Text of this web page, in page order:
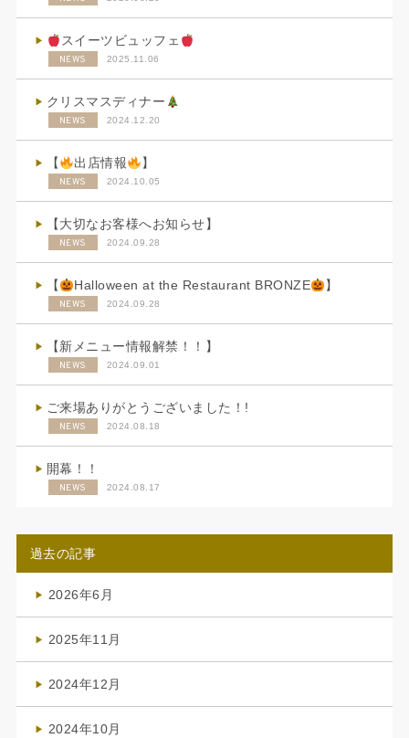
スイーツビュッフェ
NEWS 2025.11.06
クリスマスディナー
NEWS 2024.12.20
【 出店情報 】
NEWS 2024.10.05
【大切なお客様へお知らせ】
NEWS 2024.09.28
【 Halloween at the Restaurant BRONZE 】
NEWS 2024.09.28
【新メニュー情報解禁！！】
NEWS 2024.09.01
ご来場ありがとうございました！!
NEWS 2024.08.18
開幕！！
NEWS 2024.08.17
過去の記事
2026年6月
2025年11月
2024年12月
2024年10月